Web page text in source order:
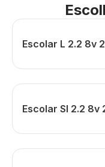
Escolar L 2.2 8v
Escolar Sl 2.2 8v